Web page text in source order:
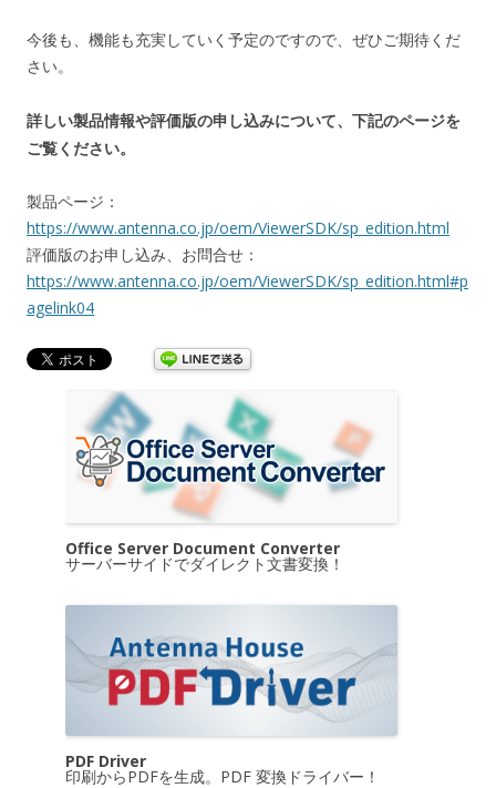
今後も、機能も充実していく予定のですので、ぜひご期待くだ
さい。
詳しい製品情報や評価版の申し込みについて、下記のページを
ご覧ください。
製品ページ：
https://www.antenna.co.jp/oem/ViewerSDK/sp_edition.html
評価版のお申し込み、お問合せ：
https://www.antenna.co.jp/oem/ViewerSDK/sp_edition.html#p
agelink04
Office Server Document Converter
サーバーサイドでダイレクト文書変換！
PDF Driver
印刷からPDFを生成。PDF 変換ドライバー！